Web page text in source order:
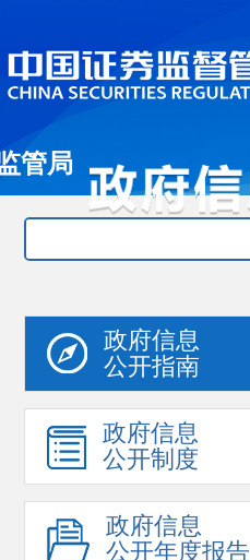
管局
政府信息
公开指南
政府信息
公开制度
政府信息
公开年度报告